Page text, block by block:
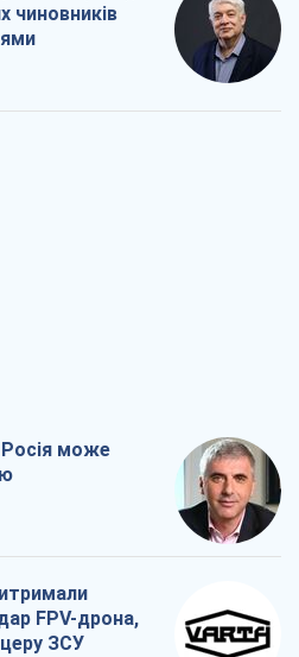
чиновників
Росія може
FPV-дрона,
ЗСУ